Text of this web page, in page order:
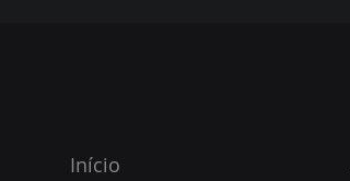
Início